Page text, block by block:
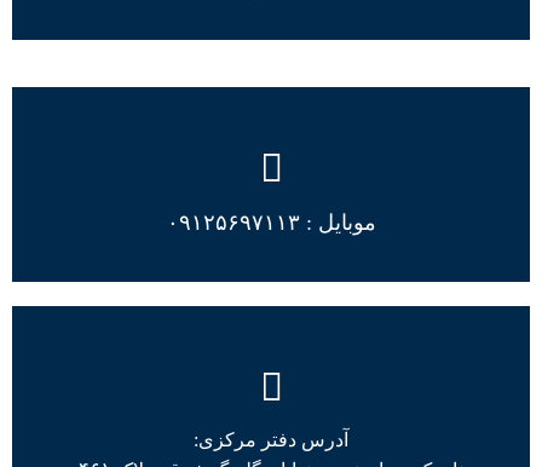
موبایل : ۰۹۱۲۵۶۹۷۱۱۳
آدرس دفتر مرکزی: